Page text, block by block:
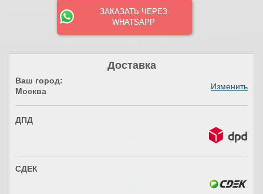
ЗАКАЗАТЬ ЧЕРЕЗ
WHATSAPP
Доставка
Ваш город:
Москва
Изменить
ДПД
СДЕК